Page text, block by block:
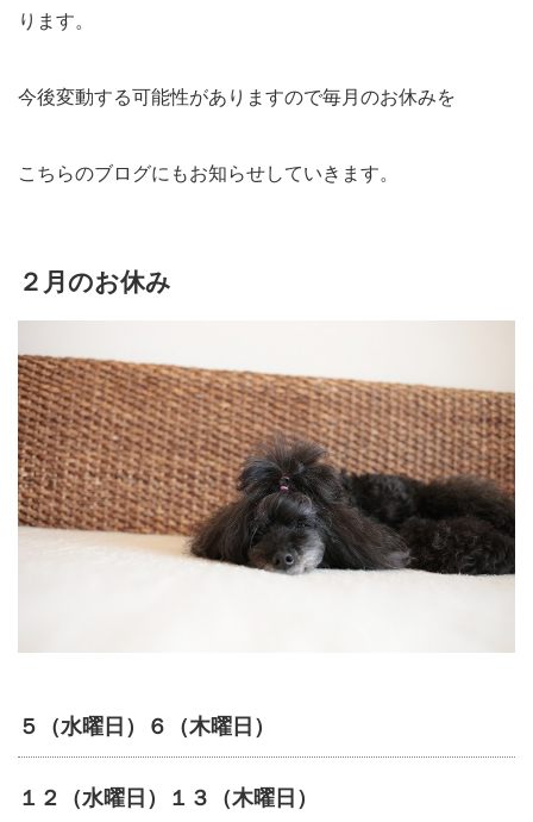
ります。
今後変動する可能性がありますので毎月のお休みを
こちらのブログにもお知らせしていきます。
２月のお休み
５（水曜日）６（木曜日）
１２（水曜日）１３（木曜日）